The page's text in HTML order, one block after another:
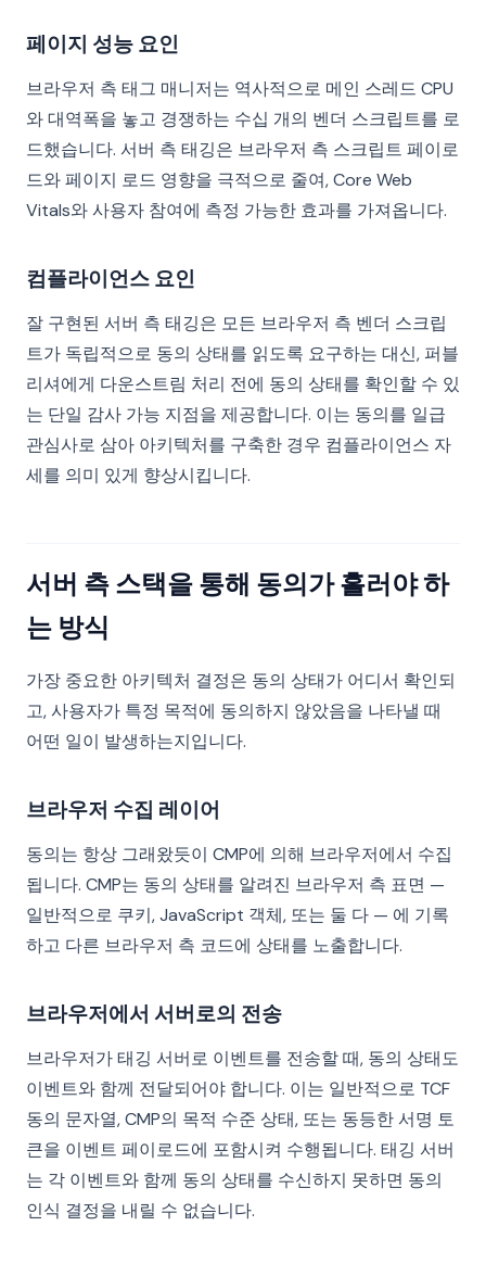
페이지 성능 요인
브라우저 측 태그 매니저는 역사적으로 메인 스레드 CPU
와 대역폭을 놓고 경쟁하는 수십 개의 벤더 스크립트를 로
드했습니다. 서버 측 태깅은 브라우저 측 스크립트 페이로
드와 페이지 로드 영향을 극적으로 줄여, Core Web
Vitals와 사용자 참여에 측정 가능한 효과를 가져옵니다.
컴플라이언스 요인
잘 구현된 서버 측 태깅은 모든 브라우저 측 벤더 스크립
트가 독립적으로 동의 상태를 읽도록 요구하는 대신, 퍼블
리셔에게 다운스트림 처리 전에 동의 상태를 확인할 수 있
는 단일 감사 가능 지점을 제공합니다. 이는 동의를 일급
관심사로 삼아 아키텍처를 구축한 경우 컴플라이언스 자
세를 의미 있게 향상시킵니다.
서버 측 스택을 통해 동의가 흘러야 하
는 방식
가장 중요한 아키텍처 결정은 동의 상태가 어디서 확인되
고, 사용자가 특정 목적에 동의하지 않았음을 나타낼 때
어떤 일이 발생하는지입니다.
브라우저 수집 레이어
동의는 항상 그래왔듯이 CMP에 의해 브라우저에서 수집
됩니다. CMP는 동의 상태를 알려진 브라우저 측 표면 —
일반적으로 쿠키, JavaScript 객체, 또는 둘 다 — 에 기록
하고 다른 브라우저 측 코드에 상태를 노출합니다.
브라우저에서 서버로의 전송
브라우저가 태깅 서버로 이벤트를 전송할 때, 동의 상태도
이벤트와 함께 전달되어야 합니다. 이는 일반적으로 TCF
동의 문자열, CMP의 목적 수준 상태, 또는 동등한 서명 토
큰을 이벤트 페이로드에 포함시켜 수행됩니다. 태깅 서버
는 각 이벤트와 함께 동의 상태를 수신하지 못하면 동의
인식 결정을 내릴 수 없습니다.